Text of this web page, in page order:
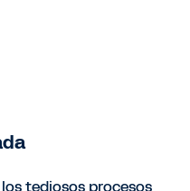
tediosos procesos